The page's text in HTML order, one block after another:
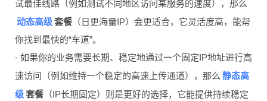
试最佳线路（例如测试不同地区访问某服务的速度），那么
动态高级套餐（日更海量IP）会更适合，它灵活度高，能帮
你找到最快的“车道”。
- 如果你的业务需要长期、稳定地通过一个固定IP地址进行高
速访问（例如维持一个稳定的高速上传通道），那么 静态高
级套餐（IP长期固定）则是更好的选择，它能提供持续稳定